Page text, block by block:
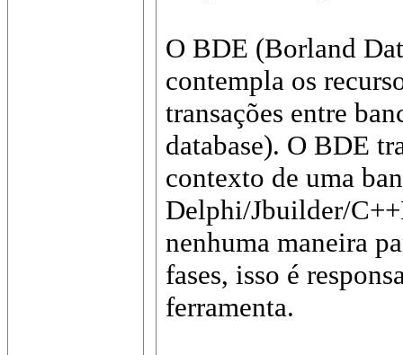
O BDE (Borland
contempla os
transações entre
database). O BDE
contexto de uma
Delphi/Jbuilder/
nenhuma maneira
fases, isso é
ferramenta.